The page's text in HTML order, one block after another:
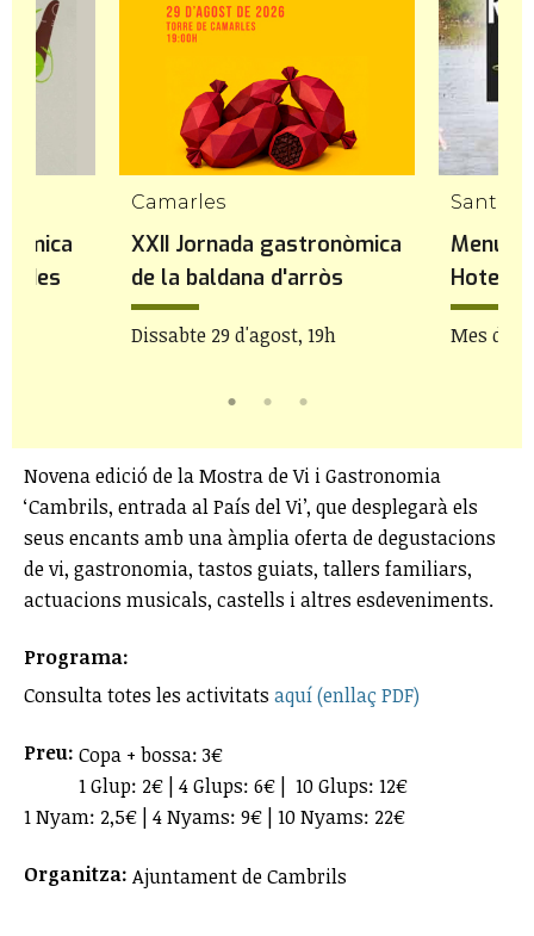
Camarles
XXII Jornada gastronòmica
de la baldana d'arròs
Dissabte 29 d'agost, 19h
Santa
Menú
Hotel
Mes
Novena edició de la Mostra de Vi i Gastronomia
‘Cambrils, entrada al País del Vi’, que desplegarà els
seus encants amb una àmplia oferta de degustacions
de vi, gastronomia, tastos guiats, tallers familiars,
actuacions musicals, castells i altres esdeveniments.
Programa:
Consulta totes les activitats aquí (enllaç PDF)
Preu: Copa + bossa: 3€
1 Glup: 2€ | 4 Glups: 6€ | 10 Glups: 12€
1 Nyam: 2,5€ | 4 Nyams: 9€ | 10 Nyams: 22€
Organitza: Ajuntament de Cambrils